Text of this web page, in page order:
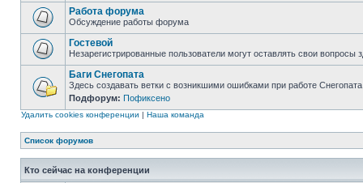
Работа форума
Обсуждение работы форума
Гостевой
Незарегистрированные пользователи могут оставлять свои вопросы
Баги Снегопата
Здесь создавать ветки с возникшими ошибками при работе
Подфорум: Пофиксено
Удалить cookies конференции | Наша команда
Список форумов
Кто сейчас на конференции